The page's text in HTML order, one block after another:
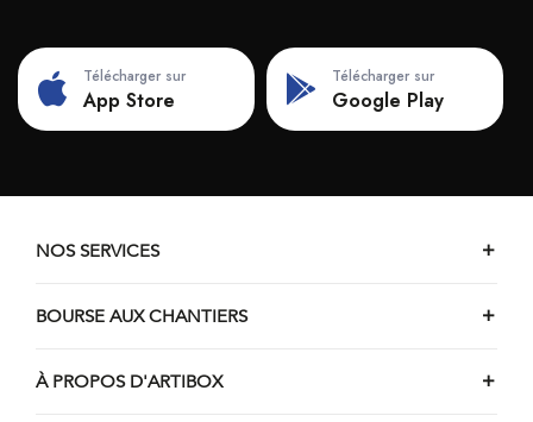
Télécharger sur
App Store
Télécharger sur
Google Play
NOS SERVICES
BOURSE AUX CHANTIERS
À PROPOS D'ARTIBOX